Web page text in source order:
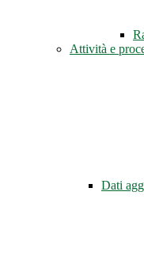
Attività e
Dati